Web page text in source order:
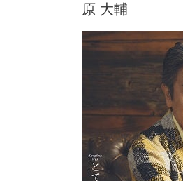
原 大輔